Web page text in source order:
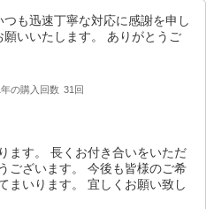
も迅速丁寧な対応に感謝を申し
願いいたします。 ありがとうご
の購入回数 31回
ます。 長くお付き合いをいただ
ございます。 今後も皆様のご希
まいります。 宜しくお願い致し